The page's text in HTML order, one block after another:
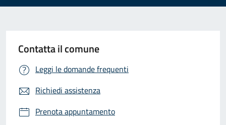
Contatta il comune
Leggi le domande frequenti
Richiedi assistenza
Prenota appuntamento